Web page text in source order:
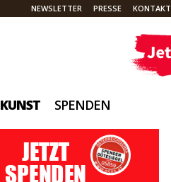
NEWSLETTER PRESSE KONTAKT
KUNST SPENDEN